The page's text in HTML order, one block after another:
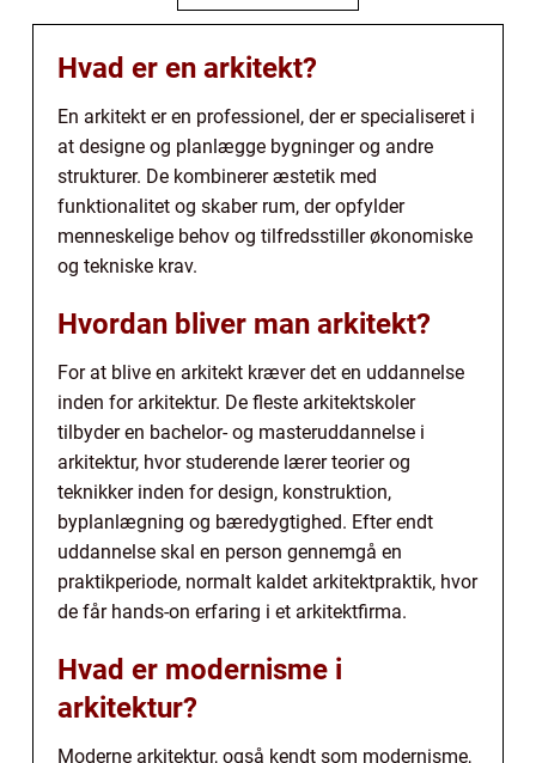
Hvad er en arkitekt?
En arkitekt er en professionel, der er specialiseret i
at designe og planlægge bygninger og andre
strukturer. De kombinerer æstetik med
funktionalitet og skaber rum, der opfylder
menneskelige behov og tilfredsstiller økonomiske
og tekniske krav.
Hvordan bliver man arkitekt?
For at blive en arkitekt kræver det en uddannelse
inden for arkitektur. De fleste arkitektskoler
tilbyder en bachelor- og masteruddannelse i
arkitektur, hvor studerende lærer teorier og
teknikker inden for design, konstruktion,
byplanlægning og bæredygtighed. Efter endt
uddannelse skal en person gennemgå en
praktikperiode, normalt kaldet arkitektpraktik, hvor
de får hands-on erfaring i et arkitektfirma.
Hvad er modernisme i
arkitektur?
Moderne arkitektur, også kendt som modernisme,